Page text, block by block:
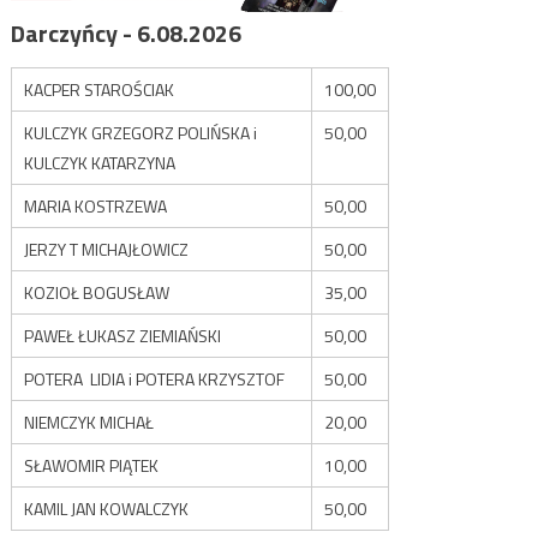
Darczyńcy - 6.08.2026
KACPER STAROŚCIAK
100,00
KULCZYK GRZEGORZ POLIŃSKA i
KULCZYK KATARZYNA
50,00
MARIA KOSTRZEWA
50,00
JERZY T MICHAJŁOWICZ
50,00
KOZIOŁ BOGUSŁAW
35,00
PAWEŁ ŁUKASZ ZIEMIAŃSKI
50,00
POTERA LIDIA i POTERA KRZYSZTOF
50,00
NIEMCZYK MICHAŁ
20,00
SŁAWOMIR PIĄTEK
10,00
KAMIL JAN KOWALCZYK
50,00